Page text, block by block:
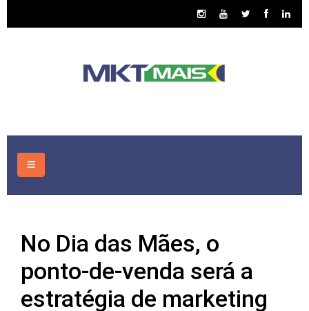
CONSULTORIA
ASSUNTOS
No Dia das Mães, o
ponto-de-venda será a
estratégia de marketing